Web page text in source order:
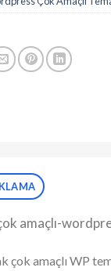
(v3.21.2) Caching
419,90₺
amaçlı-
çok amaçlı WP